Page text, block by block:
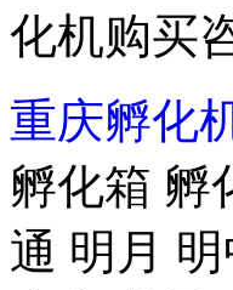
化机购买
重庆孵化
孵化箱 孵
通 明月